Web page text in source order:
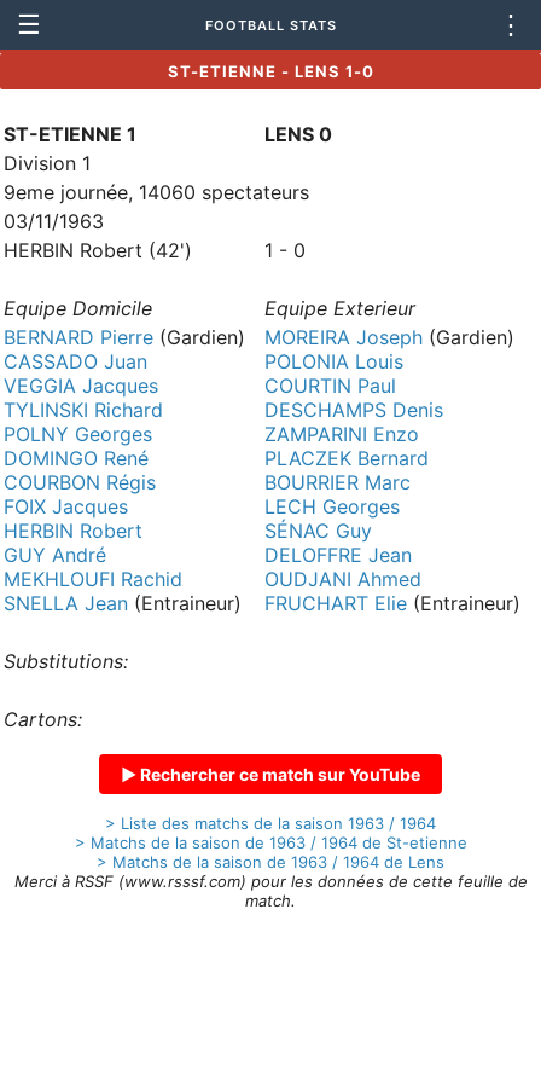
☰ FOOTBALL STATS ⋮
ST-ETIENNE - LENS 1-0
ST-ETIENNE 1
LENS 0
Division 1
9eme journée, 14060 spectateurs
03/11/1963
HERBIN Robert (42')
1 - 0
Equipe Domicile
Equipe Exterieur
BERNARD Pierre (Gardien)
CASSADO Juan
VEGGIA Jacques
TYLINSKI Richard
POLNY Georges
DOMINGO René
COURBON Régis
FOIX Jacques
HERBIN Robert
GUY André
MEKHLOUFI Rachid
SNELLA Jean (Entraineur)
MOREIRA Joseph (Gardien)
POLONIA Louis
COURTIN Paul
DESCHAMPS Denis
ZAMPARINI Enzo
PLACZEK Bernard
BOURRIER Marc
LECH Georges
SÉNAC Guy
DELOFFRE Jean
OUDJANI Ahmed
FRUCHART Elie (Entraineur)
Substitutions:
Cartons:
▶ Rechercher ce match sur YouTube
> Liste des matchs de la saison 1963 / 1964
> Matchs de la saison de 1963 / 1964 de St-etienne
> Matchs de la saison de 1963 / 1964 de Lens
Merci à RSSF (www.rsssf.com) pour les données de cette feuille de
match.